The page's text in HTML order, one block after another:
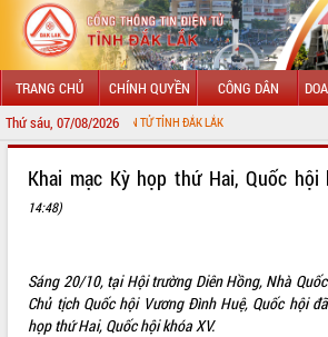
TRANG CHỦ CHÍNH QUYỀN CÔNG DÂN
Thứ sáu, 07/08/2026
TIN ĐIỆN TỬ TỈNH ĐẮK LẮK
LÃNH ĐẠO UBND TỈNH
SỞ, BAN, NGÀNH
Khai mạc Kỳ họp thứ Hai, Quốc hội
14:48)
Sáng 20/10, tại Hội trường Diên Hồng, Nhà
Chủ tịch Quốc hội Vương Đình Huệ, Quốc hội
họp thứ Hai, Quốc hội khóa XV.